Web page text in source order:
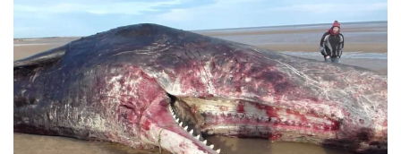
Témata
Pořady
TV Program